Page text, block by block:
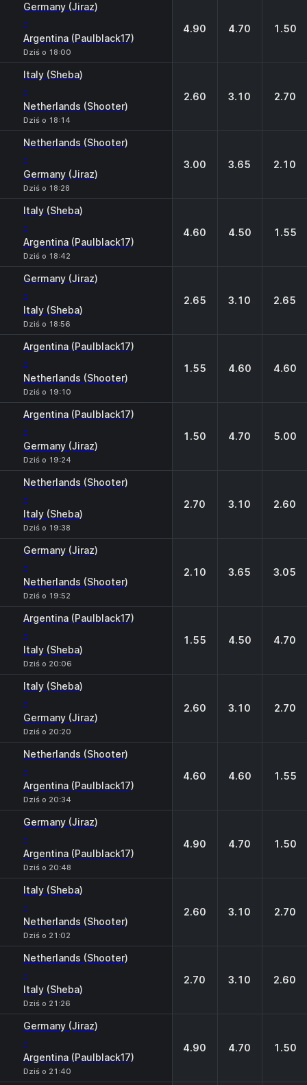
Germany (Jiraz)
-
Argentina (Paulblack17)
Dziś o 18:00
4.90 4.70 1.50
Italy (Sheba)
-
Netherlands (Shooter)
Dziś o 18:14
2.60 3.10 2.70
Netherlands (Shooter)
-
Germany (Jiraz)
Dziś o 18:28
3.00 3.65 2.10
Italy (Sheba)
-
Argentina (Paulblack17)
Dziś o 18:42
4.60 4.50 1.55
Germany (Jiraz)
-
Italy (Sheba)
Dziś o 18:56
2.65 3.10 2.65
Argentina (Paulblack17)
-
Netherlands (Shooter)
Dziś o 19:10
1.55 4.60 4.60
Argentina (Paulblack17)
-
Germany (Jiraz)
Dziś o 19:24
1.50 4.70 5.00
Netherlands (Shooter)
-
Italy (Sheba)
Dziś o 19:38
2.70 3.10 2.60
Germany (Jiraz)
-
Netherlands (Shooter)
Dziś o 19:52
2.10 3.65 3.05
Argentina (Paulblack17)
-
Italy (Sheba)
Dziś o 20:06
1.55 4.50 4.70
Italy (Sheba)
-
Germany (Jiraz)
Dziś o 20:20
2.60 3.10 2.70
Netherlands (Shooter)
-
Argentina (Paulblack17)
Dziś o 20:34
4.60 4.60 1.55
Germany (Jiraz)
-
Argentina (Paulblack17)
Dziś o 20:48
4.90 4.70 1.50
Italy (Sheba)
-
Netherlands (Shooter)
Dziś o 21:02
2.60 3.10 2.70
Netherlands (Shooter)
-
Italy (Sheba)
Dziś o 21:26
2.70 3.10 2.60
Germany (Jiraz)
-
Argentina (Paulblack17)
Dziś o 21:40
4.90 4.70 1.50